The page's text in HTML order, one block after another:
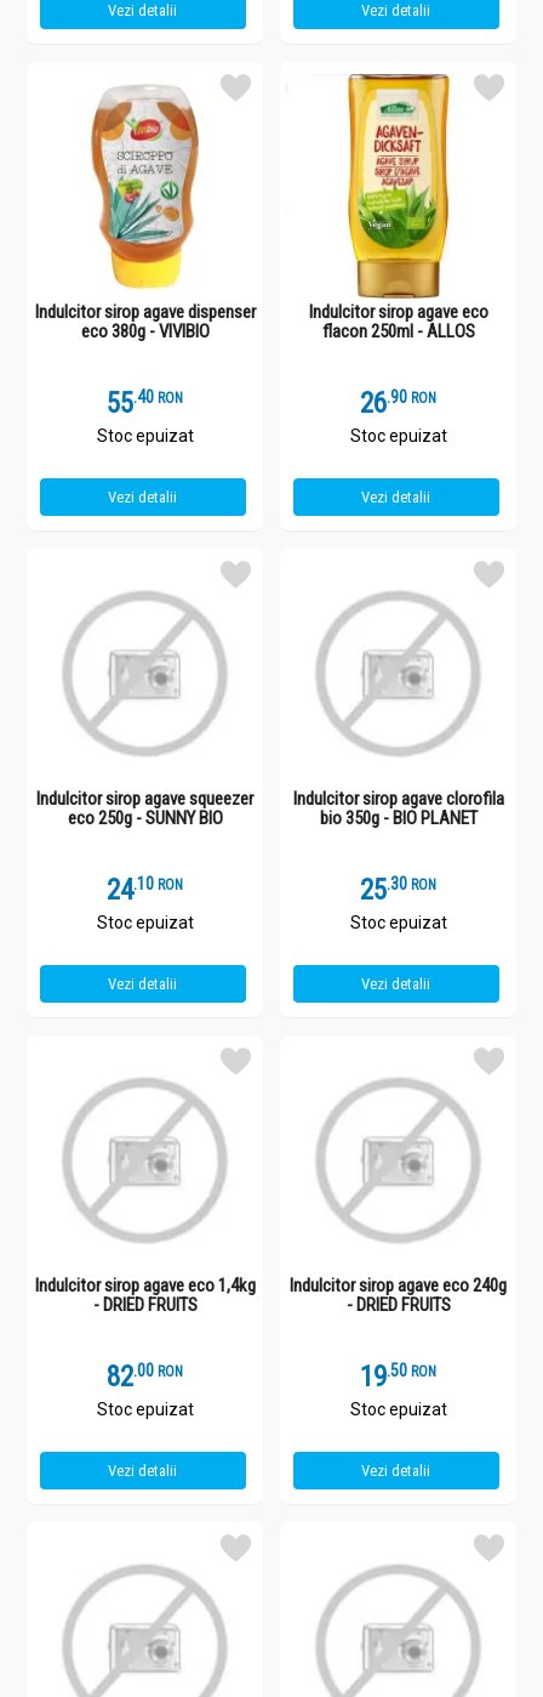
Vezi detalii Vezi detalii
Indulcitor sirop agave dispenser
eco 380g - VIVIBIO
55.4 RON
Stoc epuizat
Vezi detalii
Indulcitor sirop agave eco
flacon 250ml - ALLOS
26.9 RON
Stoc epuizat
Vezi detalii
Indulcitor sirop agave squeezer
eco 250g - SUNNY BIO
24.1 RON
Stoc epuizat
Vezi detalii
Indulcitor sirop agave clorofila
bio 350g - BIO PLANET
25.3 RON
Stoc epuizat
Vezi detalii
Indulcitor sirop agave eco 1,4kg
- DRIED FRUITS
82.0 RON
Stoc epuizat
Vezi detalii
Indulcitor sirop agave eco 240g
- DRIED FRUITS
19.5 RON
Stoc epuizat
Vezi detalii